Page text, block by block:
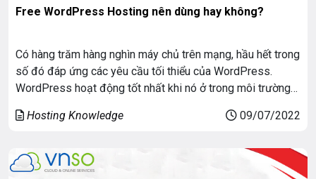
Free WordPress Hosting nên dùng hay không?
Có hàng trăm hàng nghìn máy chủ trên mạng, hầu hết trong
số đó đáp ứng các yêu cầu tối thiểu của WordPress.
WordPress hoạt động tốt nhất khi nó ở trong môi trường
lượng, an toàn khi sử dụng hay không? Đây là câu hỏi […]
Hosting Knowledge 09/07/2022